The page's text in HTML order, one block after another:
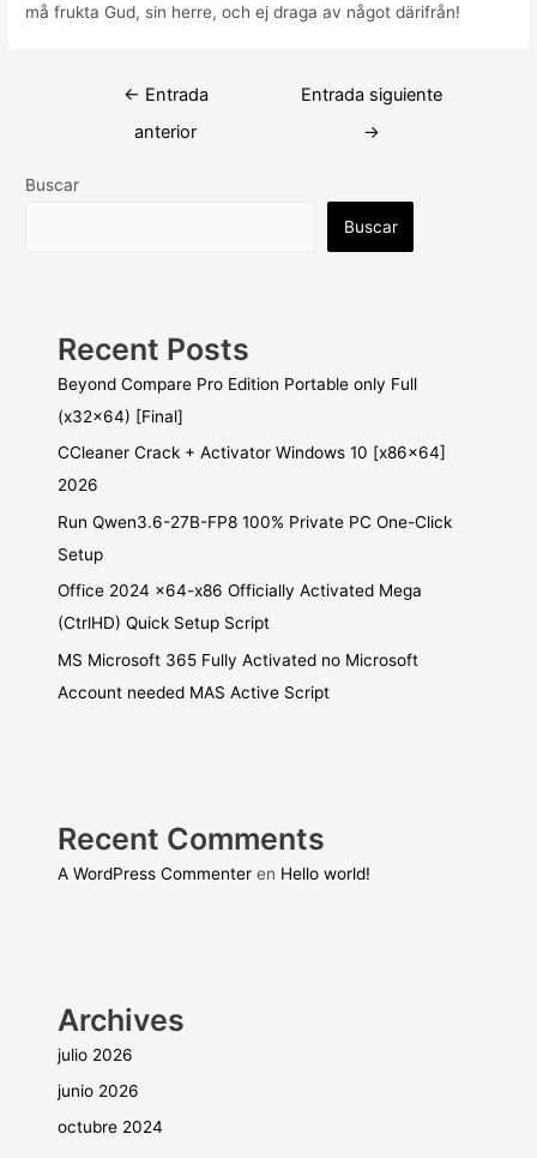
må frukta Gud, sin herre, och ej draga av något därifrån!
Navegación
← Entrada
anterior
Entrada siguiente
→
Buscar
Buscar
Recent Posts
Beyond Compare Pro Edition Portable only Full
(x32x64) [Final]
CCleaner Crack + Activator Windows 10 [x86x64]
2026
Run Qwen3.6-27B-FP8 100% Private PC One-Click
Setup
Office 2024 x64-x86 Officially Activated Mega
(CtrlHD) Quick Setup Script
MS Microsoft 365 Fully Activated no Microsoft
Account needed MAS Active Script
Recent Comments
A WordPress Commenter en Hello world!
Archives
julio 2026
junio 2026
octubre 2024